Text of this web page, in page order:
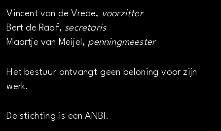
Vincent van de Vrede, voorzitter
Bert de Raaf, secretaris
Maartje van Meijel, penningmeester
Het bestuur ontvangt geen beloning voor zijn
werk.
De stichting is een ANBI.